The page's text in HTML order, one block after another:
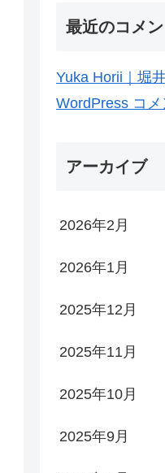
最近のコメン
Yuka Horii｜堀
WordPress コ
アーカイブ
2026年2月
2026年1月
2025年12月
2025年11月
2025年10月
2025年9月